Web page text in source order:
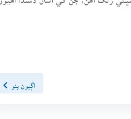
اڳيون پنو